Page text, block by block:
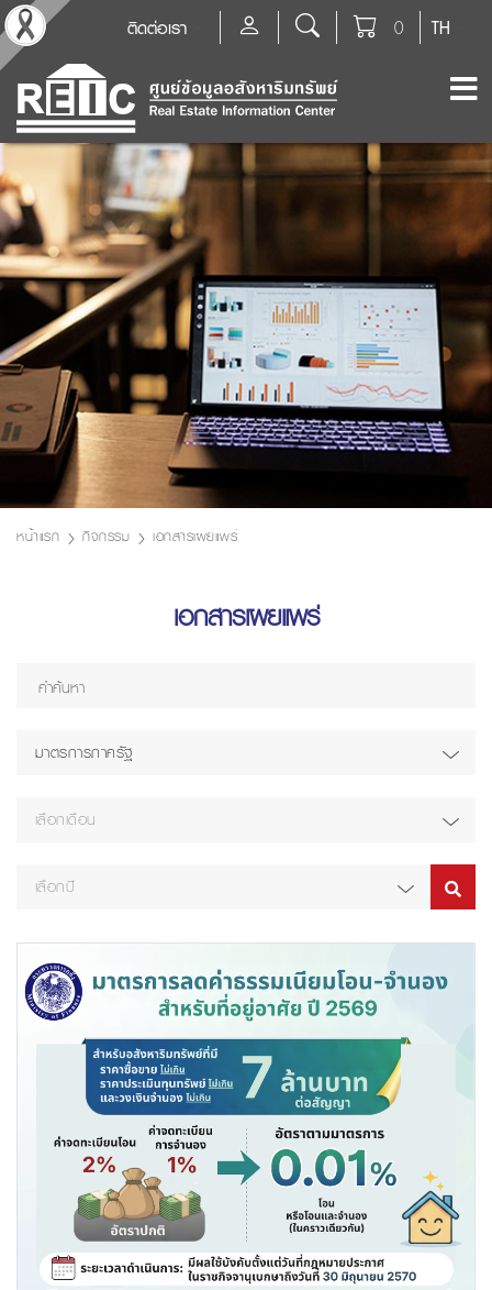
TH
0
ติดต่อเรา
หน้าแรก กิจกรรม เอกสารเผยแพร่
เอกสารเผยแพร่
มาตรการภาครัฐ
เลือกเดือน
เลือกปี